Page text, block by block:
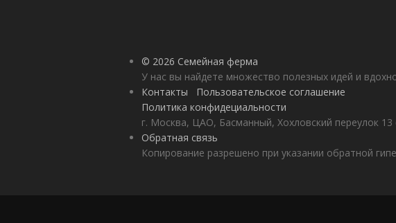
© 2026 Семейная ферма
У нас вы найдете множество полезных идей и
Контакты
Пользовательское соглашение
Политика конфидециальности
г. Москва, ЦАО, Басманный, Хохловский переулок 13
Обратная связь
Копирование разрешено при указании обратной